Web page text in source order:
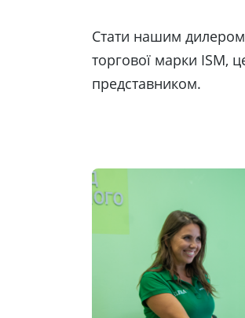
Стати нашим
торгової марки ISM,
представником.